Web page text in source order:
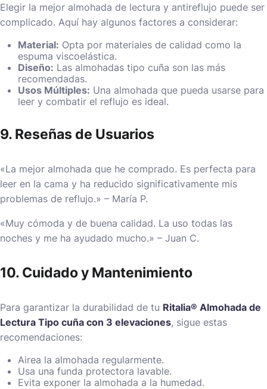
Elegir la mejor almohada de lectura y antireflujo puede ser
complicado. Aquí hay algunos factores a considerar:
Material: Opta por materiales de calidad como la
espuma viscoelástica.
Diseño: Las almohadas tipo cuña son las más
recomendadas.
Usos Múltiples: Una almohada que pueda usarse para
leer y combatir el reflujo es ideal.
9. Reseñas de Usuarios
«La mejor almohada que he comprado. Es perfecta para
leer en la cama y ha reducido significativamente mis
problemas de reflujo.» – María P.
«Muy cómoda y de buena calidad. La uso todas las
noches y me ha ayudado mucho.» – Juan C.
10. Cuidado y Mantenimiento
Para garantizar la durabilidad de tu Ritalia® Almohada de
Lectura Tipo cuña con 3 elevaciones, sigue estas
recomendaciones:
Airea la almohada regularmente.
Usa una funda protectora lavable.
Evita exponer la almohada a la humedad.